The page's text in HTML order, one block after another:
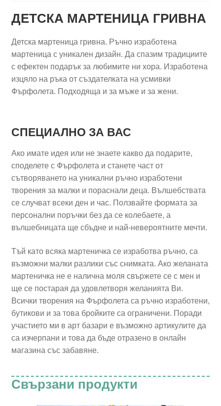
ДЕТСКА МАРТЕНИЦА ГРИВНА
Детска мартеница гривна. Ръчно изработена
мартеница с уникален дизайн. Да спазим традициите
с ефектен подарък за любимите ни хора. Изработена
изцяло на ръка от създателката на усмивки
Фърфолета. Подходяща и за мъже и за жени.
СПЕЦИАЛНО ЗА ВАС
Ако имате идея или не знаете какво да подарите,
споделете с Фърфолета и станете част от
сътворяването на уникални ръчно изработени
творения за малки и пораснали деца. Вълшебствата
се случват всеки ден и час. Ползвайте формата за
персонални поръчки без да се колебаете, а
вълшебницата ще сбъдне и най-невероятните мечти.
Тъй като всяка мартеничка се изработва ръчно, са
възможни малки разлики със снимката. Ако желаната
мартеничка не е налична моля свържете се с мен и
ще се постарая да удовлетворя желанията Ви.
Всички творения на Фърфолета са ръчно изработени,
бутикови и за това бройките са ограничени. Поради
участието ми в арт базари е възможно артикулите да
са изчерпани и това да бъде отразено в онлайн
магазина със забавяне.
Свързани продукти